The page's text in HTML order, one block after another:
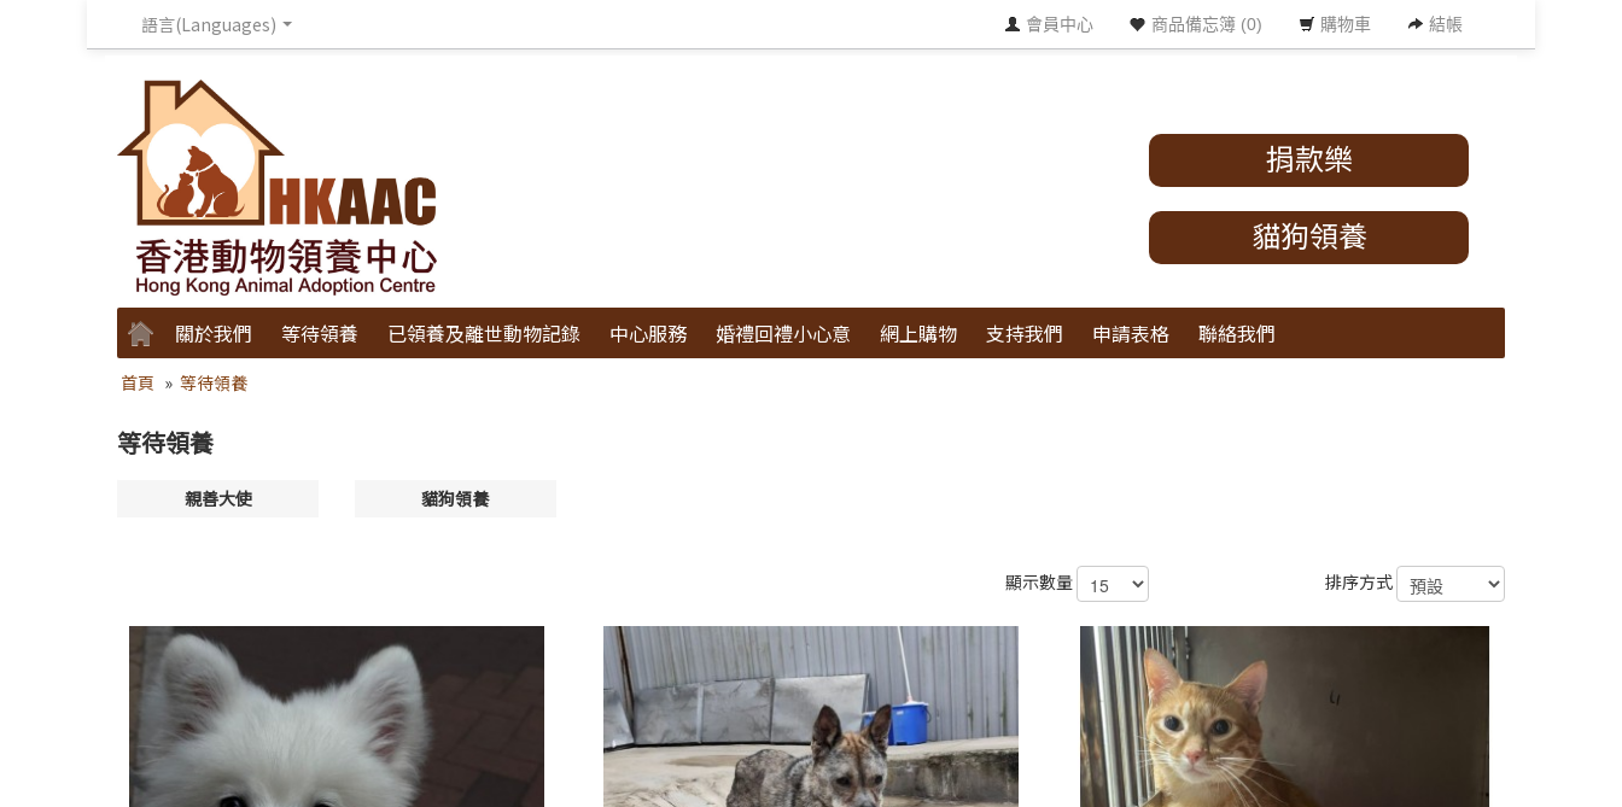
語言(Languages) 會員中心 商品備忘簿 (0) 購物車 結帳
捐款樂
貓狗領養
關於我們 等待領養 已領養及離世動物記錄 中心服務 婚禮回禮小心意 網上購物 支持我們 申請表格 聯絡我們
首頁 » 等待領養
等待領養
親善大使 貓狗領養
顯示數量 排序方式